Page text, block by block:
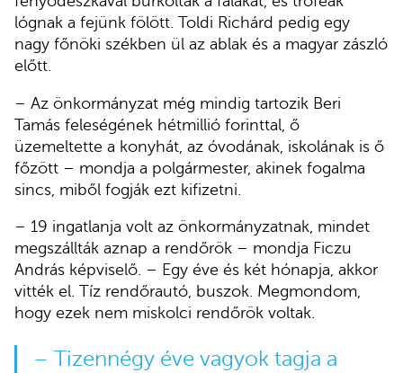
lógnak a fejünk fölött. Toldi Richárd pedig egy
nagy főnöki székben ül az ablak és a magyar zászló
előtt.
– Az önkormányzat még mindig tartozik Beri
Tamás feleségének hétmillió forinttal, ő
üzemeltette a konyhát, az óvodának, iskolának is ő
főzött – mondja a polgármester, akinek fogalma
sincs, miből fogják ezt kifizetni.
– 19 ingatlanja volt az önkormányzatnak, mindet
megszállták aznap a rendőrök – mondja Ficzu
András képviselő. – Egy éve és két hónapja, akkor
vitték el. Tíz rendőrautó, buszok. Megmondom,
hogy ezek nem miskolci rendőrök voltak.
– Tizennégy éve vagyok tagja a